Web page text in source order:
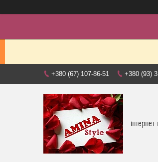
+380 (67) 107-86-51 +380 (93)